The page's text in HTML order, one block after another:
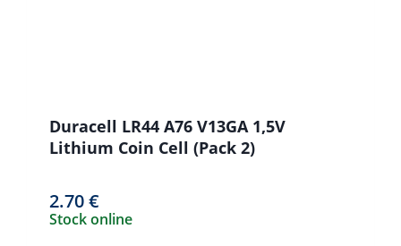
Duracell LR44 A76 V13GA 1,5V
Lithium Coin Cell (Pack 2)
2.70€
Stock online